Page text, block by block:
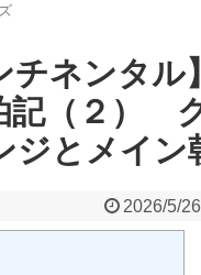
チネンタ
（２）
ジとメイン
2026/5/26